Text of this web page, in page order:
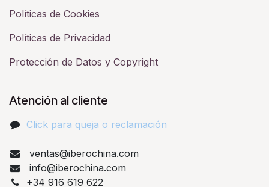
Políticas de Cookies
Políticas de Privacidad
Protección de Datos y Copyright
Atención al cliente
Click para queja o reclamación​
ventas@iberochina.com
info@iberochina.com
+34 916 619 622